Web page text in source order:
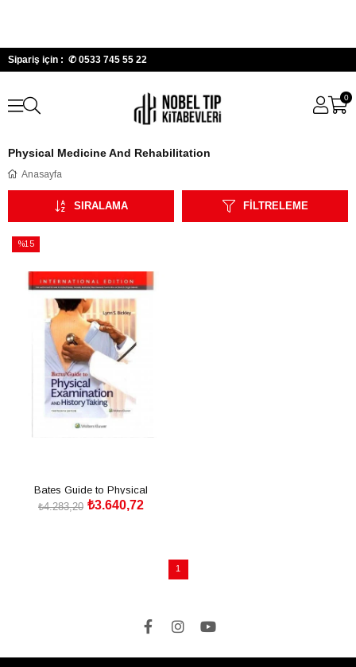
Sipariş için : ✆ 0533 745 55 22
0
Physical Medicine And Rehabilitation
Anasayfa
FILTRELEME
SIRALAMA
%15
%15İndirim
Bates Guide to Physical
Examination and Hist 13th
₺3.640,72
₺4.283,20
1